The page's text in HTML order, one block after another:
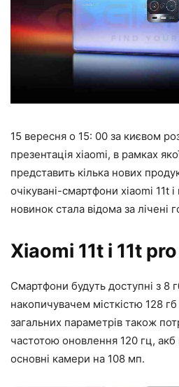
15 вересня о 15: 00 за києвом
презентація xiaomi, в рамках
представить кілька нових
очікувані-смартфони xiaomi 11t
новинок стала відома за лічені
Xiaomi 11t і 11t pro
Смартфони будуть доступні з 8
накопичувачем місткістю 128
загальних параметрів також
частотою оновлення 120 гц, акб
основні камери на 108 мп.